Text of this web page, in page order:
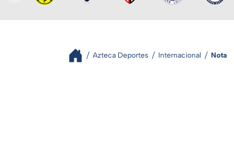
Azteca Deportes Internacional Nota